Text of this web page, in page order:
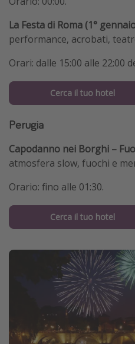
La Festa di Roma (1°
performance, acrobati,
Orari: dalle 15:00 alle 22:00
Cerca il tuo hotel
Perugia
Capodanno nei Borghi –
atmosfera slow, fuochi e
Orario: fino alle 01:30.
Cerca il tuo hotel